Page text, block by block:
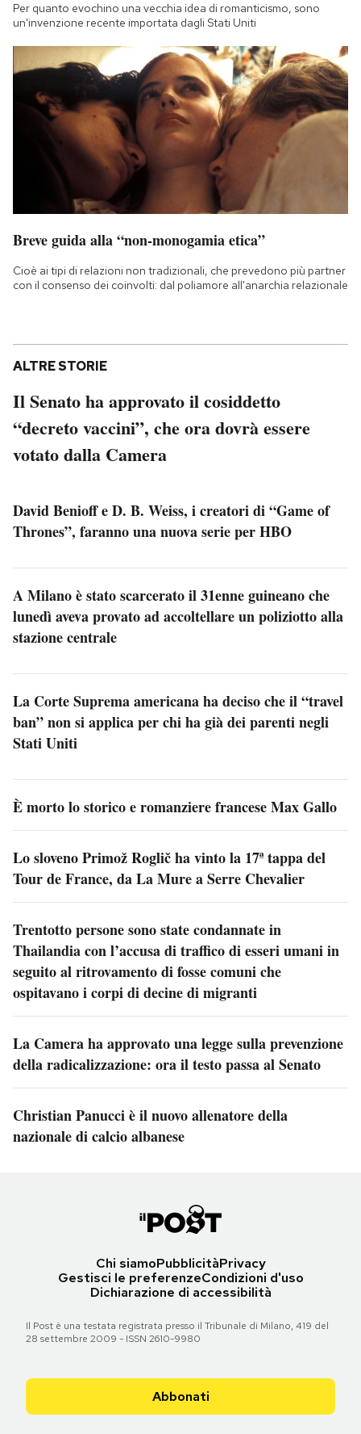
Per quanto evochino una vecchia idea di romanticismo, sono
un'invenzione recente importata dagli Stati Uniti
Breve guida alla “non-monogamia etica”
Cioè ai tipi di relazioni non tradizionali, che prevedono più partner
con il consenso dei coinvolti: dal poliamore all'anarchia relazionale
ALTRE STORIE
Il Senato ha approvato il cosiddetto
“decreto vaccini”, che ora dovrà essere
votato dalla Camera
David Benioff e D. B. Weiss, i creatori di “Game of
Thrones”, faranno una nuova serie per HBO
A Milano è stato scarcerato il 31enne guineano che
lunedì aveva provato ad accoltellare un poliziotto alla
stazione centrale
La Corte Suprema americana ha deciso che il “travel
ban” non si applica per chi ha già dei parenti negli
Stati Uniti
È morto lo storico e romanziere francese Max Gallo
Lo sloveno Primož Roglič ha vinto la 17ª tappa del
Tour de France, da La Mure a Serre Chevalier
Trentotto persone sono state condannate in
Thailandia con l’accusa di traffico di esseri umani in
seguito al ritrovamento di fosse comuni che
ospitavano i corpi di decine di migranti
La Camera ha approvato una legge sulla prevenzione
della radicalizzazione: ora il testo passa al Senato
Christian Panucci è il nuovo allenatore della
nazionale di calcio albanese
Chi siamoPubblicitàPrivacy
Gestisci le preferenzeCondizioni d'uso
Dichiarazione di accessibilità
Il Post è una testata registrata presso il Tribunale di Milano, 419 del
28 settembre 2009 - ISSN 2610-9980
Abbonati